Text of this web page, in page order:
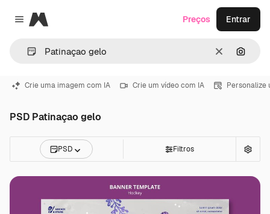
Close menu
Magnific
Limpar
Preços Entrar
Crie uma imagem com IA Crie um vídeo com IA Personalize
PSD Patinaçao gelo
PSD Filtros